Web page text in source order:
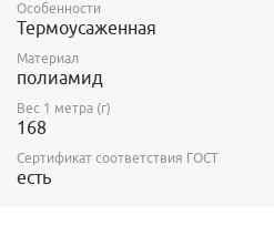
Особенности
Термоусаженная
Материал
полиамид
Вес 1 метра (г)
168
Сертификат соответствия ГОСТ
есть